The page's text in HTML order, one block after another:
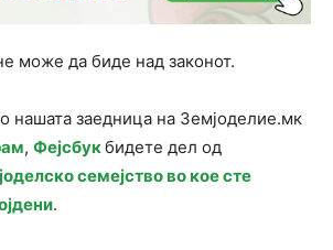
може да биде над законот.
нашата заедница на Земјоделие.мк
, Фејсбукбидете дел од
семејство во кое сте
.